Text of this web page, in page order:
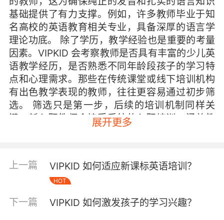
基础提供了有力支撑。例如，许多教师毕业于知
名高校的英语教育相关专业，具备深厚的语言学
理论功底。 除了学历，教学经验也是重要的考量
因素。VIPKID 会考察教师是否具有丰富的少儿英
语教学经历，是否熟悉不同年龄段孩子的学习特
点和心理需求。那些在传统课堂或线下培训机构
有出色教学表现的教师，往往更容易通过初步筛
选。 筛选只是第一步，后续的培训机制同样关
键。新入职教师会接受系统的入职培训，涵盖教
学方法、课程体系、平台使用等多个方面。在教
的互动技巧，如如何通过游戏、歌曲等形式激发
孩子的学习兴趣，如何运用情景教学法让孩子在
模拟的真实场景中自然地运用英语。对于课程体
系，教师需要深入了解 VIPKID 自主研发教材的
编排逻辑和教学目标，以便精准地把握每一节课
展开更多
上一篇 VIPKID 如何适应新课标英语培训？
HOT
下一篇 VIPKID 如何激发孩子的学习兴趣？